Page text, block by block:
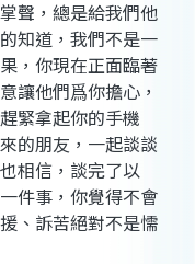
聲，總是給我們他
知道，我們不是一
果，你現在正面臨著
讓他們爲你擔心，
緊拿起你的手機
的朋友，一起談談
相信，談完了以
件事，你覺得不會
、訴苦絕對不是懦